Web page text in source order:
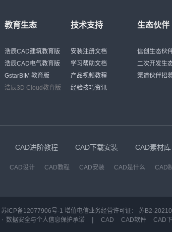
教育生态
浩辰CAD建筑教育版
浩辰CAD电气教育版
GstarBIM 教育版
浩辰3D Cloud教育版
技术支持
安装注册文档
学习帮助文档
产品视频教程
经验技巧资讯
生态伙伴
信创生态伙
二次开发生
渠道伙伴招
CAD进阶教程 CAD下载安装 CAD素材库
CAD设计 CAD教程 CAD安装 CAD是什么 CAD
苏ICP备12077906号-1 增值电信业务经营许可证： 苏B2-
· 数据安全与个人信息保护承诺 | CAD CAD软件 CAD